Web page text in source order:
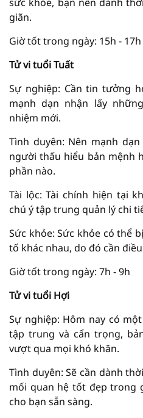
giãn.
Giờ tốt trong ngày: 15h - 17h
Tử vi tuổi Tuất
Sự nghiệp: Cần tin tưởng
mạnh dạn nhận lấy
nhiệm mới.
Tình duyên: Nên mạnh
người thấu hiểu bản mệnh
phần nào.
Tài lộc: Tài chính hiện tại
chú ý tập trung quản lý chi
Sức khỏe: Sức khỏe có thể
tố khác nhau, do đó cần
Giờ tốt trong ngày: 7h - 9h
Tử vi tuổi Hợi
Sự nghiệp: Hôm nay có
tập trung và cẩn trọng,
vượt qua mọi khó khăn.
Tình duyên: Sẽ cần dành
mối quan hệ tốt đẹp trong
cho bạn sẵn sàng.